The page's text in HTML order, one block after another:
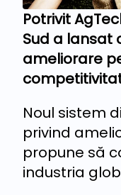
Potrivit
Sud a
ameliorare
Noul sistem
privind
propune să
industria